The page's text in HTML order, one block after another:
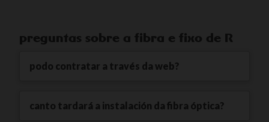
preguntas sobre a fibra e fixo de R
podo contratar a través da web?
canto tardará a instalación da fibra óptica?